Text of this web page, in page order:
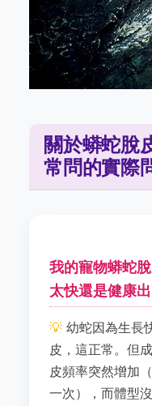
關於蟒蛇脫
常問的實際
我的寵物蟒蛇
太快還是健康
幼蛇因為生長
皮，這正常。但
皮頻率突然增加
一次），而體型